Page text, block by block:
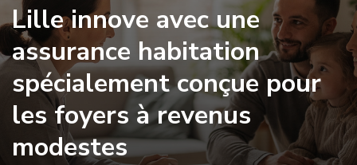
Lille innove avec une
assurance habitation
spécialement conçue pour
les foyers à revenus
modestes